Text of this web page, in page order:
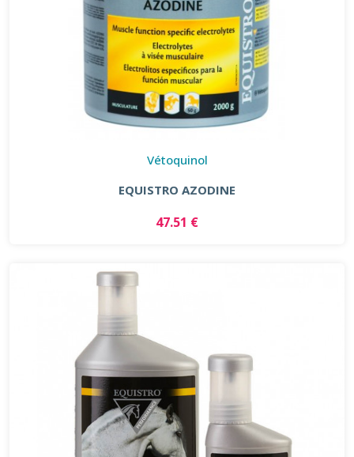
Vétoquinol
EQUISTRO AZODINE
47.51 €